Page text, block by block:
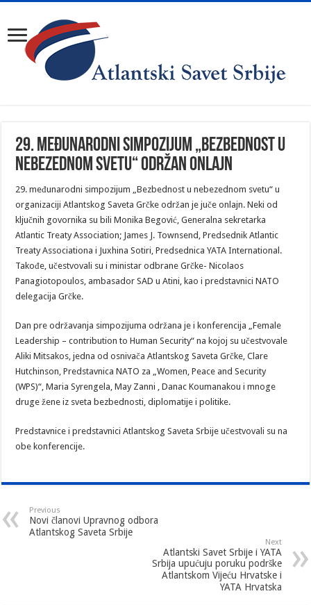
29. međunarodni simpozijum „Bezbednost u
nebezednom svetu“ održan onlajn
29. međunarodni simpozijum „Bezbednost u nebezednom svetu“ u
organizaciji Atlantskog Saveta Grčke održan je juče onlajn. Neki od
ključnih govornika su bili Monika Begović, Generalna sekretarka
Atlantic Treaty Association; James J. Townsend, Predsednik Atlantic
Treaty Associationa i Juxhina Sotiri, Predsednica YATA International.
Takođe, učestvovali su i ministar odbrane Grčke- Nicolaos
Panagiotopoulos, ambasador SAD u Atini, kao i predstavnici NATO
delegacija Grčke.
Dan pre održavanja simpozijuma održana je i konferencija „Female
Leadership – contribution to Human Security“ na kojoj su učestvovale
Aliki Mitsakos, jedna od osnivača Atlantskog Saveta Grčke, Clare
Hutchinson, Predstavnica NATO za „Women, Peace and Security
(WPS)“, Maria Syrengela, May Zanni , Danac Koumanakou i mnoge
druge žene iz sveta bezbednosti, diplomatije i politike.
Predstavnice i predstavnici Atlantskog Saveta Srbije učestvovali su na
obe konferencije.
Previous
Novi članovi Upravnog odbora
Atlantskog Saveta Srbije
Next
Atlantski Savet Srbije i YATA
Srbija upućuju poruku podrške
Atlantskom Vijeću Hrvatske i
YATA Hrvatska